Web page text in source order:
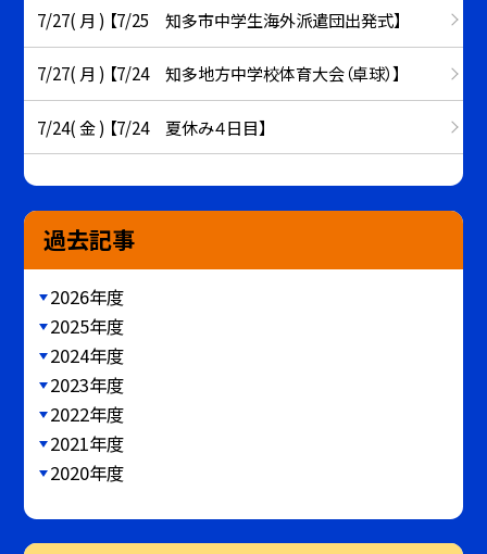
7/27( 月 ) 【7/25 知多市中学生海外派遣団出発式】
7/27( 月 ) 【7/24 知多地方中学校体育大会（卓球）】
7/24( 金 ) 【7/24 夏休み４日目】
過去記事
2026年度
2025年度
2024年度
2023年度
2022年度
2021年度
2020年度